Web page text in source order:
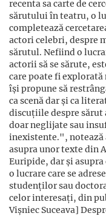
recenta sa carte de
sărutului în teatru, o
completează
actori celebri, despre
sărutul. Nefiind o
actorii să se sărute,
care poate fi
își propune să
ca scenă dar și ca
discuțiile despre
doar neglijate sau
inexistente.", notează
asupra unor texte din
Euripide, dar și
o lucrare care se
studenților sau
celor interesați, din
Vișniec Suceava]